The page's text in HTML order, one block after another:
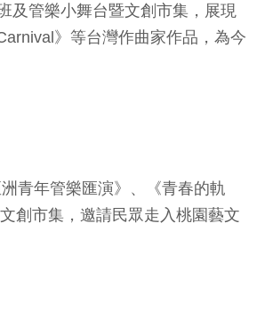
及管樂小舞台暨文創市集，展現
》等台灣作曲家作品，為今
青年管樂匯演》、《青春的軌
創市集，邀請民眾走入桃園藝文